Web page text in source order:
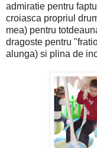
admiratie pentru
croiasca propriul
mea) pentru
dragoste pentru
alunga) si plina de